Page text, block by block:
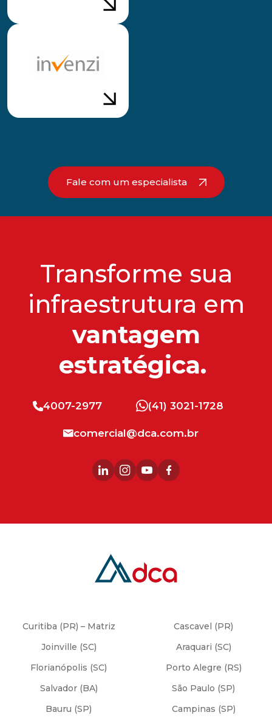
Fale com um especialista
Transforme sua
infraestrutura em
vantagem
estratégica.
4007-2977 (41) 3021-1728
comercial@dca.com.br
Curitiba (PR) – Matriz
Cascavel (PR)
Joinville (SC)
Araquari (SC)
Florianópolis (SC)
Porto Alegre (RS)
Salvador (BA)
São Paulo (SP)
Bauru (SP)
Campinas (SP)